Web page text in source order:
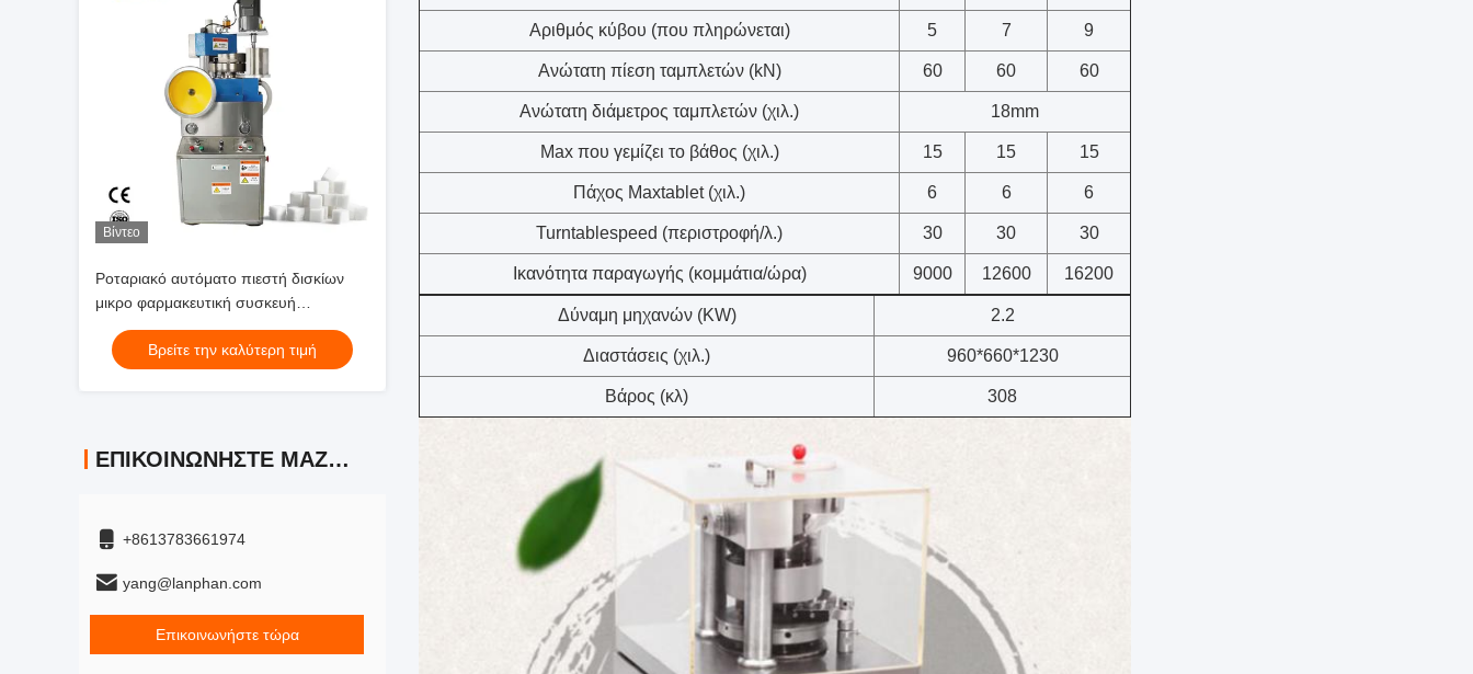
Βίντεο
Ροταριακό αυτόματο πιεστή δισκίων
μικρο φαρμακευτική συσκευή
εμφυτευμένων δισκίων γλυκό γάλα
Βρείτε την καλύτερη τιμή
ΕΠΙΚΟΙΝΩΝΉΣΤΕ ΜΑΖΊ ΜΑΣ
+8613783661974
yang@lanphan.com
Επικοινωνήστε τώρα
Αριθμός κύβου (που πληρώνεται) 5 7 9
Ανώτατη πίεση ταμπλετών (kN) 60 60 60
Ανώτατη διάμετρος ταμπλετών (χιλ.) 18mm
Max που γεμίζει το βάθος (χιλ.) 15 15 15
Πάχος Maxtablet (χιλ.) 6 6 6
Turntablespeed (περιστροφή/λ.) 30 30 30
Ικανότητα παραγωγής (κομμάτια/ώρα) 9000 12600 16200
Δύναμη μηχανών (KW) 2.2
Διαστάσεις (χιλ.) 960*660*1230
Βάρος (κλ) 308